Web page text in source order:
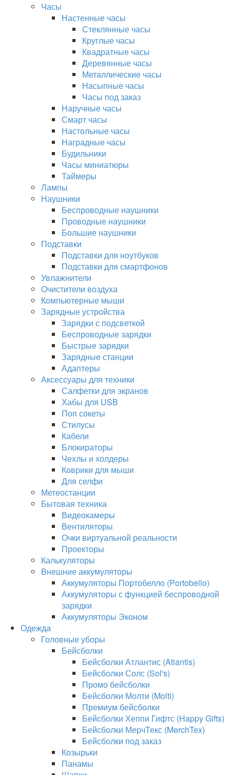
Часы
Настенные часы
Стеклянные часы
Круглые часы
Квадратные часы
Деревянные часы
Металлические часы
Насыпные часы
Часы под заказ
Наручные часы
Смарт часы
Настольные часы
Наградные часы
Будильники
Часы миниатюры
Таймеры
Лампы
Наушники
Беспроводные наушники
Проводные наушники
Большие наушники
Подставки
Подставки для ноутбуков
Подставки для смартфонов
Увлажнители
Очистители воздуха
Компьютерные мыши
Зарядные устройства
Зарядки с подсветкой
Беспроводные зарядки
Быстрые зарядки
Зарядные станции
Адаптеры
Аксессуары для техники
Салфетки для экранов
Хабы для USB
Поп сокеты
Стилусы
Кабели
Блокираторы
Чехлы и холдеры
Коврики для мыши
Для селфи
Метеостанции
Бытовая техника
Видеокамеры
Вентиляторы
Очки виртуальной реальности
Проекторы
Калькуляторы
Внешние аккумуляторы
Аккумуляторы Портобелло (Portobello)
Аккумуляторы с функцией беспроводной
зарядки
Аккумуляторы Эконом
Одежда
Головные уборы
Бейсболки
Бейсболки Атлантис (Atlantis)
Бейсболки Солс (Sol's)
Промо бейсболки
Бейсболки Молти (Molti)
Премиум бейсболки
Бейсболки Хеппи Гифтс (Happy Gifts)
Бейсболки МерчТекс (MerchTex)
Бейсболки под заказ
Козырьки
Панамы